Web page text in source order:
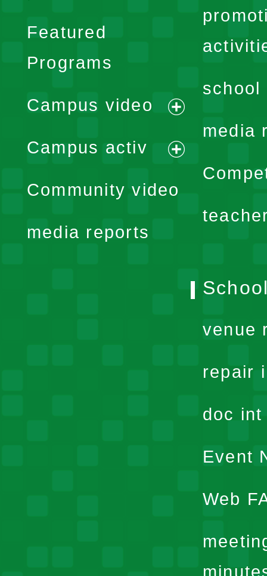
school
media
Featured
Programs
Campus video
expand
menu
Campus activ
expand
Community video
media reports
venue
repair
doc
Event
Web